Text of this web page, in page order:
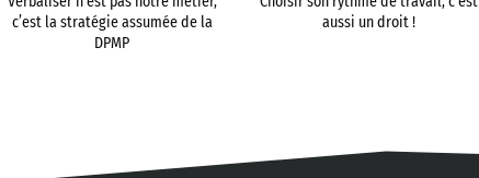
c’est la stratégie assumée de la
DPMP
aussi un droit !